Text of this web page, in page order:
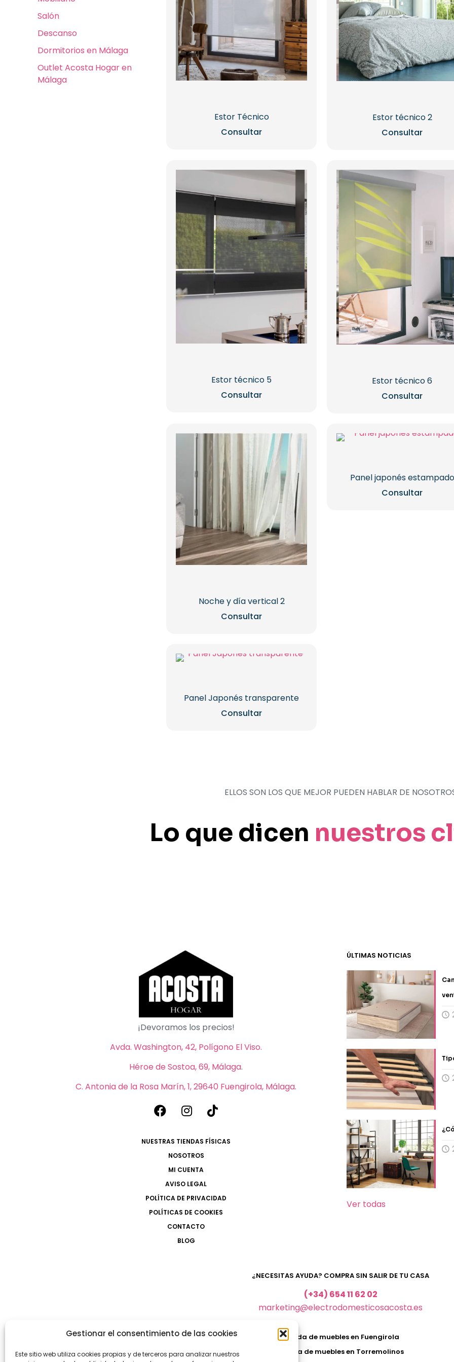
Gestionar el consentimiento de las cookies
Este sitio web utiliza cookies propias y de terceros para analizar nuestros
Salón
Descanso
Dormitorios en Málaga
Outlet Acosta Hogar en
Málaga
Estor Técnico
Consultar
Estor técnico 2
Consultar
Estor técnico 5
Consultar
Estor técnico 6
Consultar
Noche y día vertical 2
Consultar
Panel japonés estampado
Consultar
Panel Japonés transparente
Consultar
ELLOS SON LOS QUE MEJOR PUEDEN HABLAR DE
Lo que dicen nuestros
¡Devoramos los precios!
Avda. Washington, 42, Polígono El Viso.
Héroe de Sostoa, 69, Málaga.
C. Antonia de la Rosa Marín, 1, 29640 Fuengirola, Málaga.
NUESTRAS TIENDAS FÍSICAS
NOSOTROS
MI CUENTA
AVISO LEGAL
POLÍTICA DE PRIVACIDAD
POLÍTICAS DE COOKIES
CONTACTO
BLOG
ÚLTIMAS NOTICIAS
Ver todas
¿NECESITAS AYUDA? COMPRA SIN SALIR DE TU CASA
(+34) 654 11 62 02
marketing@electrodomesticosacosta.es
Tienda de muebles en Fuengirola
Tienda de muebles en Torremolinos